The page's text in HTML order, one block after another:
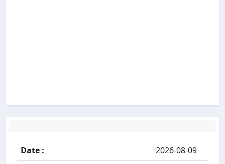
Date :
2026-08-09